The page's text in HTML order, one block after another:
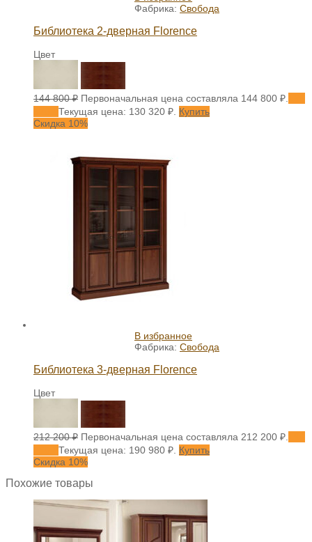
Фабрика: Свобода
Библиотека 2-дверная Florence
Цвет
144 800₽ Первоначальная цена составляла 144 800 ₽.
Текущая цена: 130 320 ₽. Купить
Скидка 10%
В избранное
Фабрика: Свобода
Библиотека 3-дверная Florence
Цвет
212 200₽ Первоначальная цена составляла 212 200 ₽.
Текущая цена: 190 980 ₽. Купить
Скидка 10%
Похожие товары